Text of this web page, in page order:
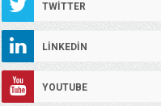
TWITTER
LINKEDIN
YOUTUBE